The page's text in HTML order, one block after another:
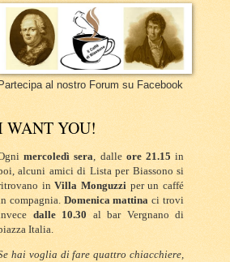
Partecipa al nostro Forum su Facebook
WANT YOU!
mercoledì sera , dalle ore 21.15 in
alcuni amici di Lista per Biassono si
inVilla Monguzzi per un caffé
compagnia. Domenica mattina ci trovi
dalle 10.30 al bar Vergnano di
Italia.
hai voglia di fare quattro chiacchiere,